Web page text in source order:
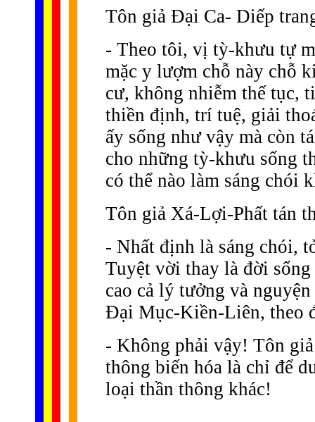
Tôn giả Ðại Ca- Diếp
- Theo tôi, vị tỳ-khưu tự
mặc y lượm chỗ này chỗ
cư, không nhiễm thế tục,
thiền định, trí tuệ, giải
ấy sống như vậy mà còn
cho những tỳ-khưu sống
có thể nào làm sáng chói
Tôn giả Xá-Lợi-Phất tán
- Nhất định là sáng chói,
Tuyệt vời thay là đời
cao cả lý tưởng và
Ðại Mục-Kiền-Liên, theo
- Không phải vậy! Tôn
thông biến hóa là chỉ để
loại thần thông khác!